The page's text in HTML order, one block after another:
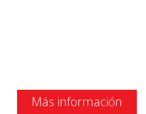
Más información